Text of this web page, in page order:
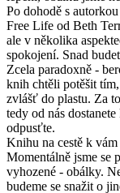
Po dohodě s
Free Life od Beth
ale v několika
spokojení. Snad
Zcela paradoxně -
knih chtěli potěšit
zvlášť do plastu. Za
tedy od nás
odpusťte.
Knihu na cestě k
Momentálně jsme se
vyhozené - obálky.
budeme se snažit o